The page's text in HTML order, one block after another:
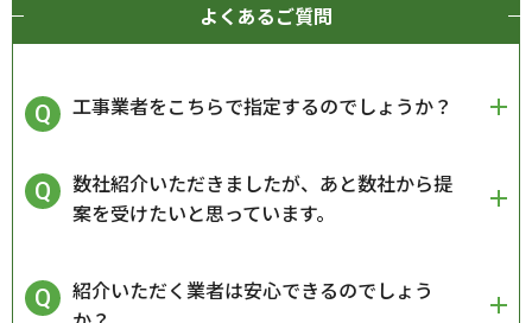
よくあるご質問
工事業者をこちらで指定するのでしょうか？
数社紹介いただきましたが、あと数社から提
案を受けたいと思っています。
紹介いただく業者は安心できるのでしょう